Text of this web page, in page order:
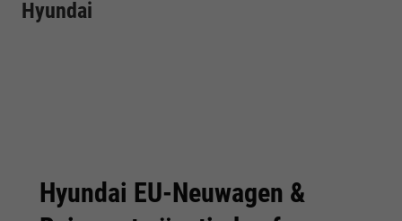
Hyundai
Hyundai EU-Neuwagen &